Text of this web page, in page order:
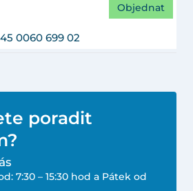
0060 699 02
Objednat
poradit
7:30 – 15:30 hod a Pátek od